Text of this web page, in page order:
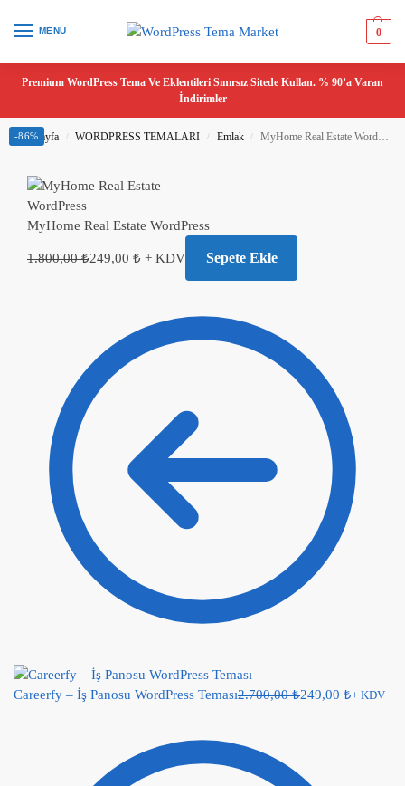
MENU 0
Premium WordPress Tema Ve Eklentileri Sınırsız Sitede Kullan. % 90’a Varan
İndirimler
Ana Sayfa / WORDPRESS TEMALARI / Emlak / MyHome Real Estate WordPress
MyHome Real Estate WordPress
1.800,00₺249,00 ₺ + KDV Sepete Ekle
Careerfy – İş Panosu WordPress Teması2.700,00₺249,00 ₺+ KDV
-86%